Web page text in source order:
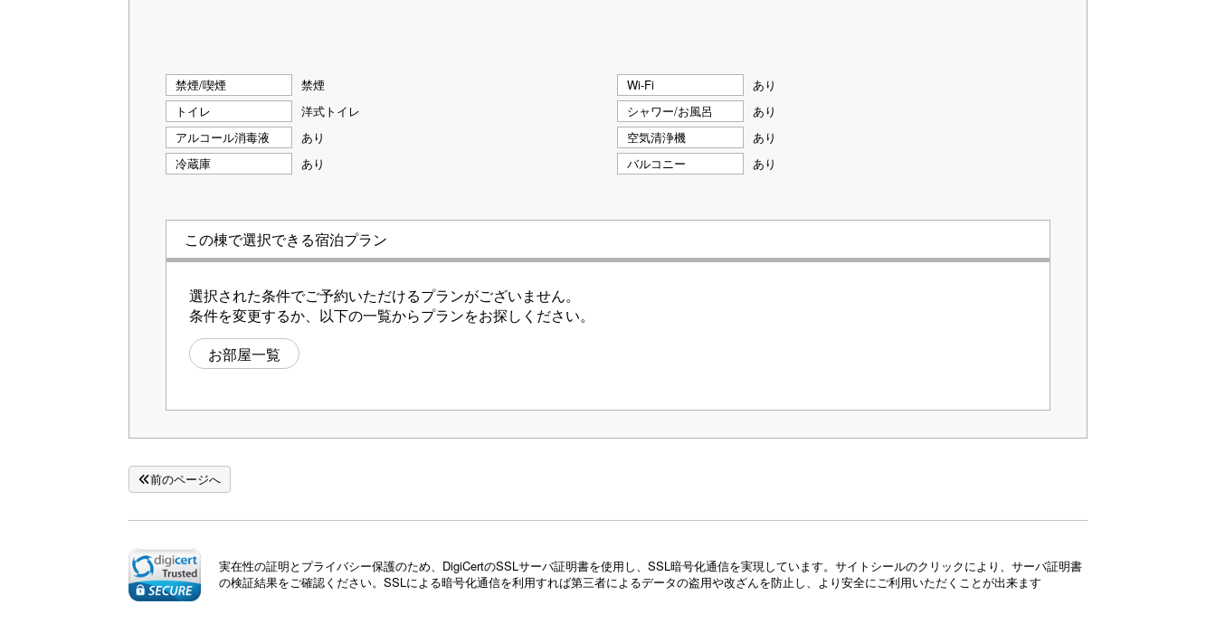
禁煙/喫煙 禁煙 Wi-Fi
あり
トイレ
洋式トイレ シャワー/お風呂
あり
アルコール消毒液
あり 空気清浄機
あり
冷蔵庫
あり バルコニー あり
この棟で選択できる宿泊プラン
選択された条件でご予約いただけるプランがございません。
条件を変更するか、以下の一覧からプランをお探しください。
お部屋一覧
前のページへ
実在性の証明とプライバシー保護のため、DigiCertのSSLサーバ証明書を使用し、SSL暗号化通信を実現しています。サイトシールのクリックにより、サーバ証明書
の検証結果をご確認ください。SSLによる暗号化通信を利用すれば第三者によるデータの盗用や改ざんを防止し、より安全にご利用いただくことが出来ます